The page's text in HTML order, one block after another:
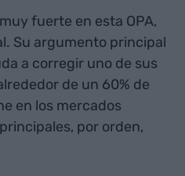
fuerte en esta OPA,
Su argumento principal
a corregir uno de sus
de un 60% de
en los mercados
por orden,